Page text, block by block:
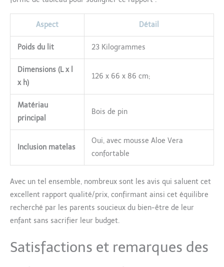
d'épaisseur) avec housse
antibactérienne et
hypoallergénique à l'Aloe
Vera – idéal pour la peau
sensible des bébés. La
mousse de haute qualité et
vertébrale et assure un
matelas est amovible, lavable
optimale. Dimensions : 124 x
65 cm.
Aspect Détail
Poids du lit 23 Kilogrammes
Dimensions (L x l
x h)
126 x 66 x 86 cm;
Matériau
principal
Bois de pin
Inclusion matelas
Oui, avec mousse Aloe Vera
confortable
Avec un tel ensemble, nombreux sont les avis qui saluent cet
excellent rapport qualité/prix, confirmant ainsi cet équilibre
recherché par les parents soucieux du bien-être de leur
enfant sans sacrifier leur budget.
Satisfactions et remarques des